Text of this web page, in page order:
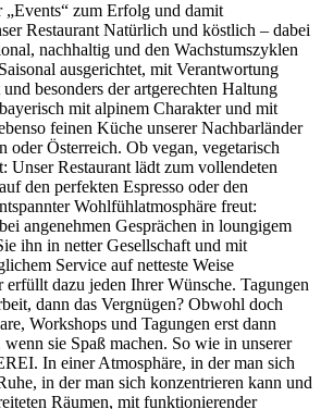
„Events“ zum Erfolg und damit
Restaurant Natürlich und köstlich – dabei
nachhaltig und den Wachstumszyklen
ausgerichtet, mit Verantwortung
besonders der artgerechten Haltung
mit alpinem Charakter und mit
feinen Küche unserer Nachbarländer
oder Österreich. Ob vegan, vegetarisch
Unser Restaurant lädt zum vollendeten
den perfekten Espresso oder den
Wohlfühlatmosphäre freut:
angenehmen Gesprächen in loungigem
ihn in netter Gesellschaft und mit
Service auf netteste Weise
erfüllt dazu jeden Ihrer Wünsche. Tagungen
dann das Vergnügen? Obwohl doch
Workshops und Tagungen erst dann
sie Spaß machen. So wie in unserer
In einer Atmosphäre, in der man sich
in der man sich konzentrieren kann und
Räumen, mit funktionierender